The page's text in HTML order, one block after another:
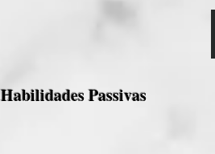
Habilidades Passivas